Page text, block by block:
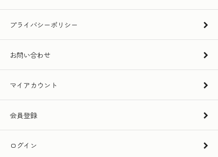
プライバシーポリシー
お問い合わせ
マイアカウント
会員登録
ログイン